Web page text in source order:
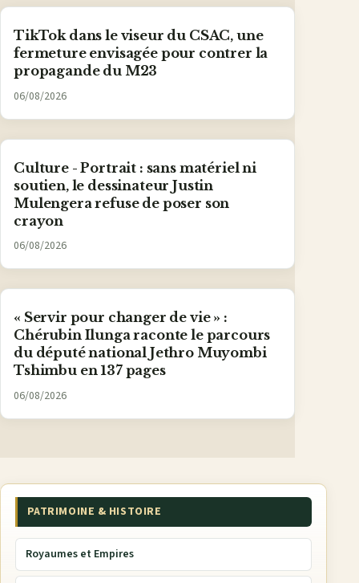
TikTok dans le viseur du CSAC, une
fermeture envisagée pour contrer la
propagande du M23
06/08/2026
Culture - Portrait : sans matériel ni
soutien, le dessinateur Justin
Mulengera refuse de poser son
crayon
06/08/2026
« Servir pour changer de vie » :
Chérubin Ilunga raconte le parcours
du député national Jethro Muyombi
Tshimbu en 137 pages
06/08/2026
PATRIMOINE & HISTOIRE
Royaumes et Empires